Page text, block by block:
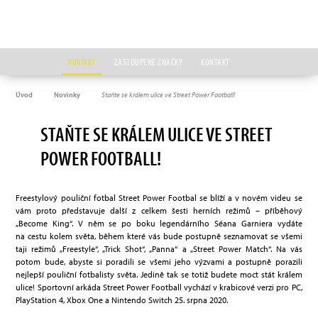
NOVINKY ZASTOUPENÉ ZNAČKY KONTAKT
Úvod Novinky Staňte se králem ulice ve Street Power Football!
STAŇTE SE KRÁLEM ULICE VE STREET
POWER FOOTBALL!
Freestylový pouliční fotbal Street Power Footbal se blíží a v novém videu se
vám proto představuje další z celkem šesti herních režimů – příběhový
„Become King“. V něm se po boku legendárního Séana Garniera vydáte
na cestu kolem světa, během které vás bude postupně seznamovat se všemi
taji režimů „Freestyle“, „Trick Shot“, „Panna“ a „Street Power Match“. Na vás
potom bude, abyste si poradili se všemi jeho výzvami a postupně porazili
nejlepší pouliční fotbalisty světa. Jedině tak se totiž budete moct stát králem
ulice! Sportovní arkáda Street Power Football vychází v krabicové verzi pro PC,
PlayStation 4, Xbox One a Nintendo Switch 25. srpna 2020.